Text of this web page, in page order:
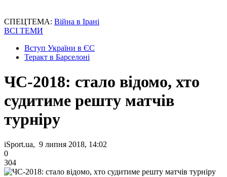
СПЕЦТЕМА: Війна в Ірані
ВСІ ТЕМИ
Вступ України в ЄС
Теракт в Барселоні
ЧС-2018: стало відомо, хто
судитиме решту матчів
турніру
iSport.ua, 9 липня 2018, 14:02
0
304